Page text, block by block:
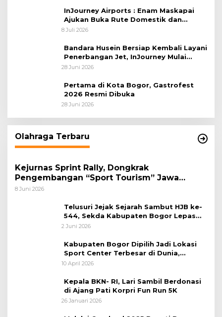
InJourney Airports : Enam Maskapai
Ajukan Buka Rute Domestik dan
Internasional dari Bandara Husein
8 Juli 2026
Bandara Husein Bersiap Kembali Layani
Penerbangan Jet, InJourney Mulai
Tahap Optimalisasi
28 Juni 2026
Pertama di Kota Bogor, Gastrofest
2026 Resmi Dibuka
28 Juni 2026
Olahraga Terbaru
Kejurnas Sprint Rally, Dongkrak
Pengembangan “Sport Tourism” Jawa
Tengah
8 Juni 2026
Telusuri Jejak Sejarah Sambut HJB ke-
544, Sekda Kabupaten Bogor Lepas
Gowes Napak Tilas Bogor
2 Juni 2026
Kabupaten Bogor Dipilih Jadi Lokasi
Sport Center Terbesar di Dunia,
Peluang Tingkatkan Pertumbuhan
10 April 2026
Kepala BKN- RI, Lari Sambil Berdonasi
di Ajang Pati Korpri Fun Run 5K
26 Januari 2026